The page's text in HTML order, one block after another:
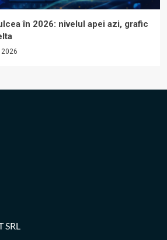
în 2026: nivelul apei azi, grafic
SRL